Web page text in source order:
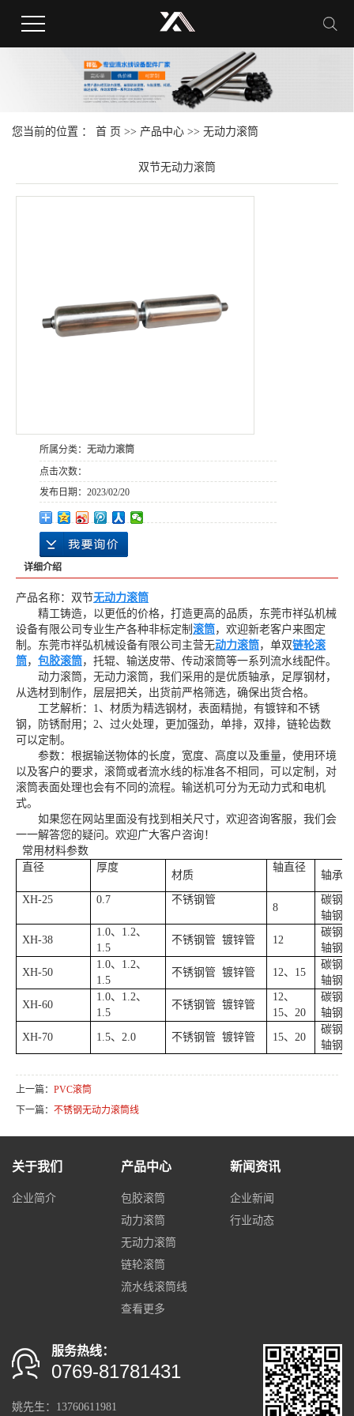
您当前的位置 ： 首 页 >> 产品中心 >> 无动力滚筒
双节无动力滚筒
所属分类： 无动力滚筒
点击次数：
发布日期： 2023/02/20
详细介绍
产品名称：双节无动力滚筒
精工铸造，以更低的价格，打造更高的品质，东莞市祥弘机械
设备有限公司专业生产各种非标定制 滚筒，欢迎新老客户来图定
制。东莞市祥弘机械设备有限公司主营无动力滚筒，单双链轮滚
筒， 包胶滚筒，托辊、输送皮带、传动滚筒等一系列流水线配件。
动力滚筒，无动力滚筒，我们采用的是优质轴承，足厚钢材，
从选材到制作，层层把关，出货前严格筛选，确保出货合格。
工艺解析：1、材质为精选钢材，表面精抛，有镀锌和不锈
钢，防锈耐用；2、过火处理，更加强劲，单排，双排，链轮齿数
可以定制。
参数：根据输送物体的长度，宽度、高度以及重量，使用环境
以及客户的要求，滚筒或者流水线的标准各不相同，可以定制，对
滚筒表面处理也会有不同的流程。输送机可分为无动力式和电机
式。
如果您在网站里面没有找到相关尺寸，欢迎咨询客服，我们会
一一解答您的疑问。欢迎广大客户咨询！
常用材料参数
直径
厚度
材质
轴直径
轴承
XH-25 0.7 不锈钢管
8
碳钢
轴钢
XH-38
1.0、1.2、
1.5
不锈钢管 镀锌管 12
碳钢
轴钢
XH-50
1.0、1.2、
1.5
不锈钢管 镀锌管 12、15
碳钢
轴钢
XH-60
1.0、1.2、
1.5
不锈钢管 镀锌管
12、
15、20
碳钢
轴钢
XH-70 1.5、2.0 不锈钢管 镀锌管 15、20
碳钢
轴钢
上一篇： PVC滚筒
下一篇： 不锈钢无动力滚筒线
关于我们
企业简介
产品中心
包胶滚筒
动力滚筒
无动力滚筒
链轮滚筒
流水线滚筒线
查看更多
新闻资讯
企业新闻
行业动态
服务热线：
0769-81781431
姚先生：13760611981